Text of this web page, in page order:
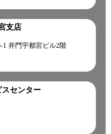
支店
1 井門宇都宮ビル2階
センター